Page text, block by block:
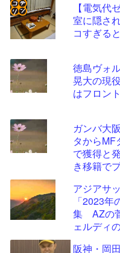
【電気代
室に隠さ
コすぎる
徳島ヴォ
晃大の現
はフロン
ガンバ大
タからMF
で獲得と
き移籍で
アジアサ
「2023
集 AZの
ェルディ
阪神・岡
コテ
リン
- 固
定リ
ンク
更新
ツー